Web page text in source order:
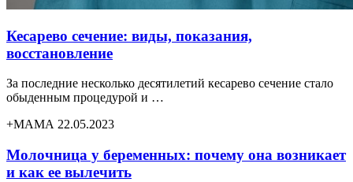
Кесарево сечение: виды, показания,
восстановление
За последние несколько десятилетий кесарево сечение стало
обыденным процедурой и …
+МАМА 22.05.2023
Молочница у беременных: почему она возникает
и как ее вылечить